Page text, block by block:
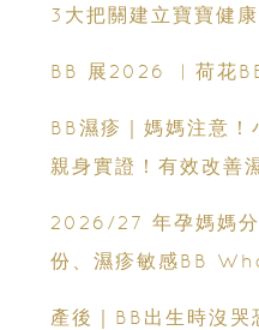
3大把關建立寶寶健
BB 展2026 ︳荷花
BB濕疹｜媽媽注意
親身實證！有效改善
2026/27 年孕媽媽
份、濕疹敏感BB
產後｜BB出生時沒